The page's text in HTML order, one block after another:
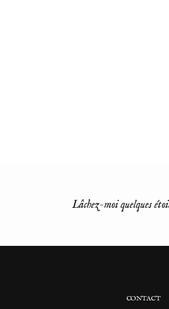
Lâchez-moi quelques
CONTACT